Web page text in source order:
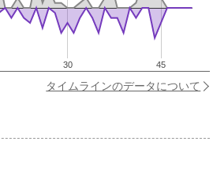
30 45
タイムラインのデータについて